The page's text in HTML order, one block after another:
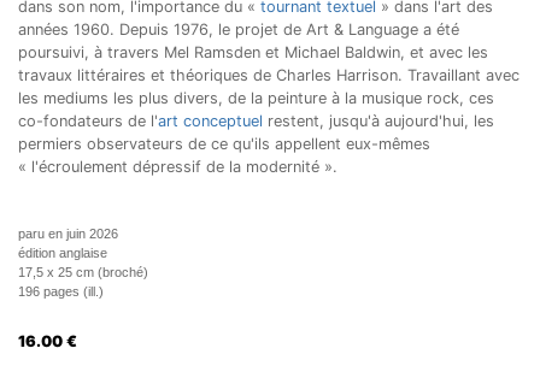
dans son nom, l'importance du « tournant textuel » dans l'art des
années 1960. Depuis 1976, le projet de Art & Language a été
poursuivi, à travers Mel Ramsden et Michael Baldwin, et avec les
travaux littéraires et théoriques de Charles Harrison. Travaillant avec
les mediums les plus divers, de la peinture à la musique rock, ces
co-fondateurs de l'art conceptuel restent, jusqu'à aujourd'hui, les
permiers observateurs de ce qu'ils appellent eux-mêmes
« l'écroulement dépressif de la modernité ».
paru en juin 2026
édition anglaise
17,5 x 25 cm (broché)
196 pages (ill.)
16.00 €